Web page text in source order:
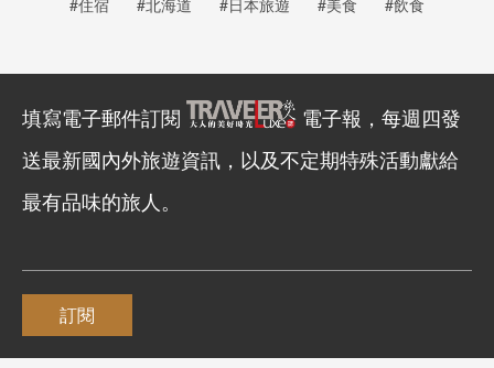
#住宿 #北海道 #日本旅遊 #美食 #飲食
填寫電子郵件訂閱
電子報，每週四發
送最新國內外旅遊資訊，以及不定期特殊活動獻給
最有品味的旅人。
訂閱